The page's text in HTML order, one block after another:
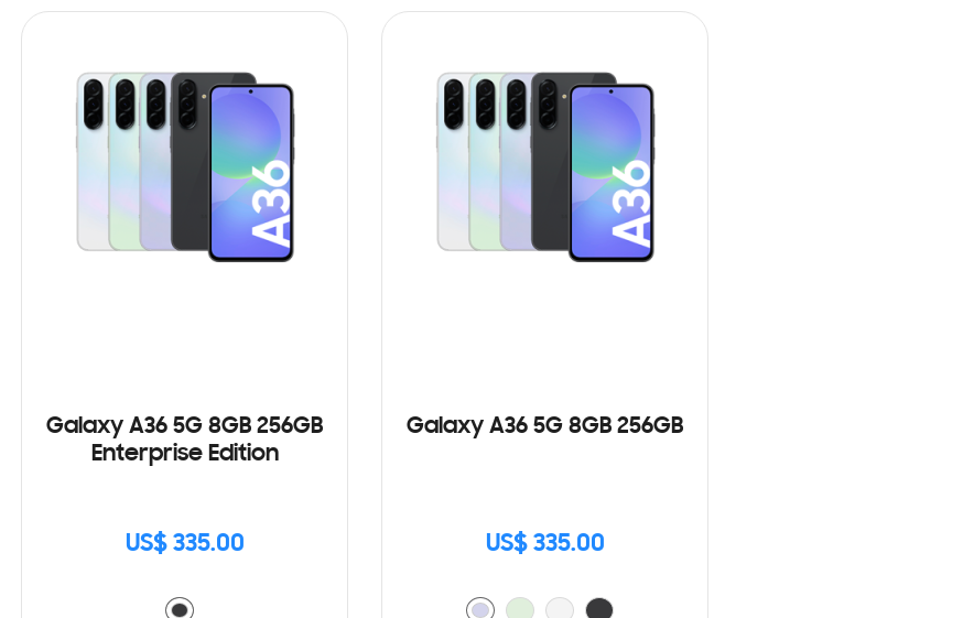
Galaxy A36 5G 8GB 256GB
Enterprise Edition
US$ 335.00
Galaxy A36 5G 8GB 256GB
US$ 335.00